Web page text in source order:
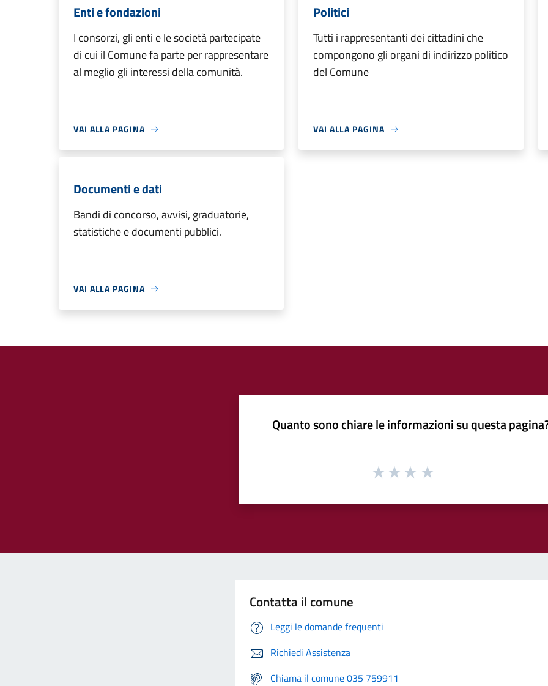
Enti e fondazioni
I consorzi, gli enti e le società partecipate
di cui il Comune fa parte per rappresentare
al meglio gli interessi della comunità.
VAI ALLA PAGINA
Politici
Tutti i rappresentanti dei cittadini che
compongono gli organi di indirizzo politico
del Comune
VAI ALLA PAGINA
Documenti e dati
Bandi di concorso, avvisi, graduatorie,
statistiche e documenti pubblici.
VAI ALLA PAGINA
Quanto sono chiare le informazioni su questa
Contatta il comune
Leggi le domande frequenti
Richiedi Assistenza
Chiama il comune 035 759911